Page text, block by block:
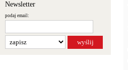
Newsletter
podaj email: